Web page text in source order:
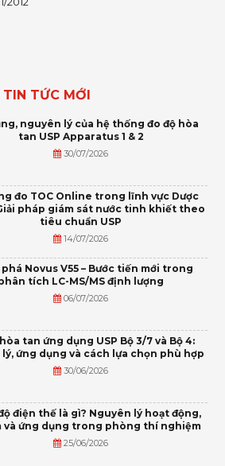
TIN TỨC MỚI
nguyên lý của hệ thống đo độ hòa
tan USP Apparatus 1 & 2
30/07/2026
đo TOC Online trong lĩnh vực Dược
pháp giám sát nước tinh khiết theo
tiêu chuẩn USP
14/07/2026
phá Novus V55 – Bước tiến mới trong
tích LC-MS/MS định lượng
06/07/2026
tan ứng dụng USP Bộ 3/7 và Bộ 4:
ứng dụng và cách lựa chọn phù hợp
30/06/2026
điện thế là gì? Nguyên lý hoạt động,
và ứng dụng trong phòng thí nghiệm
25/06/2026